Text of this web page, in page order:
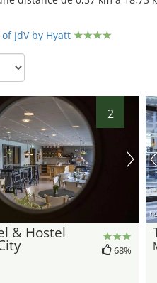
JdV by Hyatt
2
& Hostel
68%